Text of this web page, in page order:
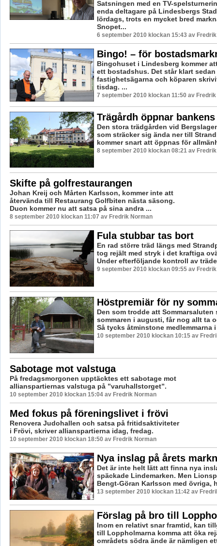
Satsningen med en TV-
enda deltagare på Lindesbergs
lördags, trots en mycket bred
Snopet...
6 september 2010 klockan 15:43 av
Bingo! – för
Bingohuset i Lindesberg kommer
ett bostadshus. Det står klart sedan
fastighetsägarna och köparen
tisdag. ...
7 september 2010 klockan 11:50 av
Trägårdh öppnar
Den stora trädgården vid
som sträcker sig ända ner till
kommer snart att öppnas för
8 september 2010 klockan 08:21 av
Skifte på golfrestaurangen
Johan Kreij och Mårten Karlsson, kommer inte att
återvända till Restaurang Golfbiten nästa säsong.
Duon kommer nu att satsa på sina andra ...
8 september 2010 klockan 11:07 av Fredrik Norman
Fula stubbar tas bort
En rad större träd längs med
tog rejält med stryk i det kraftiga
Under efterföljande kontroll av
9 september 2010 klockan 09:55 av
Höstpremiär för ny
Den som trodde att
sommaren i augusti, får nog allt ta
Så tycks åtminstone medlemmarna
10 september 2010 klockan 10:15 av
Sabotage mot valstuga
På fredagsmorgonen upptäcktes ett sabotage mot
allianspartiernas valstuga på ”varuhallstorget”.
10 september 2010 klockan 15:04 av Fredrik Norman
Med fokus på föreningslivet i frövi
Renovera Judohallen och satsa på fritidsaktiviteter
i Frövi, skriver allianspartierna idag, fredag.
10 september 2010 klockan 18:50 av Fredrik Norman
Nya inslag på årets
Det är inte helt lätt att finna nya
späckade Lindemarken. Men
Bengt-Göran Karlsson med övriga,
13 september 2010 klockan 11:42 av
Förslag på bro till
Inom en relativt snar framtid, kan
till Loppholmarna komma att öka
områdets södra ände är nämligen